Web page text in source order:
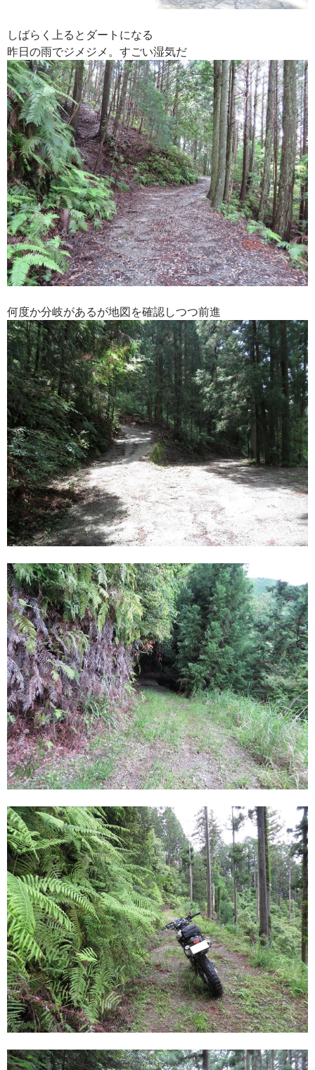
しばらく上るとダートになる
昨日の雨でジメジメ。すごい湿気だ
何度か分岐があるが地図を確認しつつ前進